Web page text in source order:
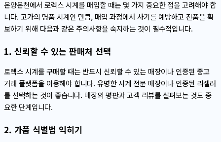
온양온천에서 로렉스 시계를 매입할 때는 몇 가지 중요한 점을 고려해야 합
니다. 고가의 명품 시계인 만큼, 매입 과정에서 사기를 예방하고 진품을 확
보하기 위해 다음과 같은 주의사항을 숙지하는 것이 필수적입니다.
1. 신뢰할 수 있는 판매처 선택
로렉스 시계를 구매할 때는 반드시 신뢰할 수 있는 매장이나 인증된 중고
거래 플랫폼을 이용해야 합니다. 유명한 시계 전문 매장이나 인증된 리셀러
를 선택하는 것이 좋습니다. 매장의 평판과 고객 리뷰를 살펴보는 것도 중
요한 단계입니다.
2. 가품 식별법 익히기